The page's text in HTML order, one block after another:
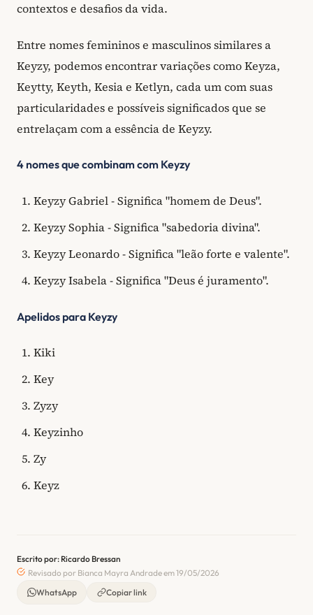
contextos e desafios da vida.
Entre nomes femininos e masculinos similares a
Keyzy, podemos encontrar variações como Keyza,
Keytty, Keyth, Kesia e Ketlyn, cada um com suas
particularidades e possíveis significados que se
entrelaçam com a essência de Keyzy.
4 nomes que combinam com Keyzy
Keyzy Gabriel - Significa "homem de Deus".
Keyzy Sophia - Significa "sabedoria divina".
Keyzy Leonardo - Significa "leão forte e valente".
Keyzy Isabela - Significa "Deus é juramento".
Apelidos para Keyzy
Kiki
Key
Zyzy
Keyzinho
Zy
Keyz
Escrito por: Ricardo Bressan
Revisado por Bianca Mayra Andrade em 19/05/2026
WhatsApp
Copiar link